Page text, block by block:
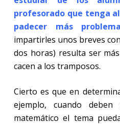
profesorado que tenga
padecer más
impartirles unos breves
dos horas) resulta ser
cacen a los tramposos.
Cierto es que en
ejemplo, cuando deben
matemático el tema